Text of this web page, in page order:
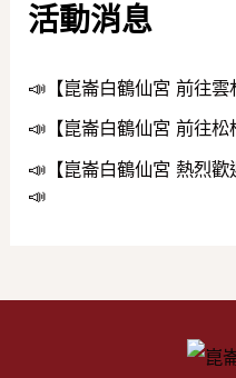
活動消息
📣【崑崙白鶴仙宮 前往
📣【崑崙白鶴仙宮 前往
📣【崑崙白鶴仙宮 熱烈歡
📣